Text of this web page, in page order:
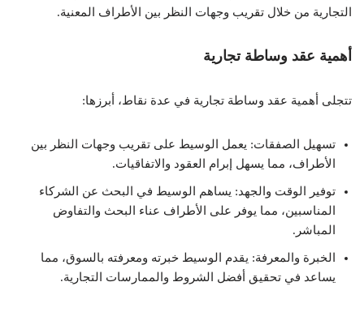
التجارية من خلال تقريب وجهات النظر بين الأطراف المعنية.
أهمية عقد وساطة تجارية
تتجلى أهمية عقد وساطة تجارية في عدة نقاط، أبرزها:
تسهيل الصفقات: يعمل الوسيط على تقريب وجهات النظر بين
الأطراف، مما يسهل إبرام العقود والاتفاقيات.
توفير الوقت والجهد: يساهم الوسيط في البحث عن الشركاء
المناسبين، مما يوفر على الأطراف عناء البحث والتفاوض
المباشر.
الخبرة والمعرفة: يقدم الوسيط خبرته ومعرفته بالسوق، مما
يساعد في تحقيق أفضل الشروط والممارسات التجارية.